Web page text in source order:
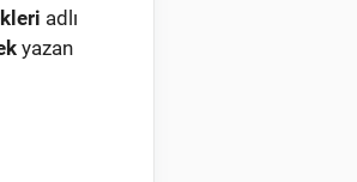
adlı
yazan